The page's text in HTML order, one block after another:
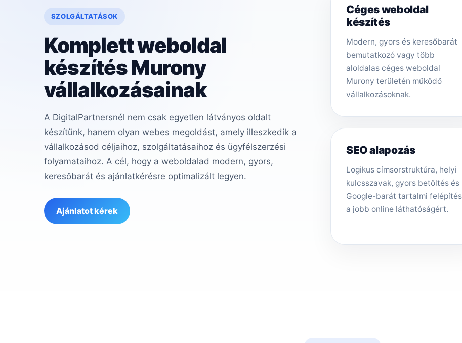
SZOLGÁLTATÁSOK
Komplett weboldal
készítés Murony
vállalkozásainak
A DigitalPartnersnél nem csak egyetlen látványos oldalt
készítünk, hanem olyan webes megoldást, amely illeszkedik a
vállalkozásod céljaihoz, szolgáltatásaihoz és ügyfélszerzési
folyamataihoz. A cél, hogy a weboldalad modern, gyors,
keresőbarát és ajánlatkérésre optimalizált legyen.
Ajánlatot kérek
Céges weboldal
készítés
Modern, gyors és keresőbarát
bemutatkozó vagy több
aloldalas céges weboldal
Murony területén működő
vállalkozásoknak.
SEO alapozás
Logikus címsorstruktúra, helyi
kulcsszavak, gyors betöltés és
Google-barát tartalmi felépítés
a jobb online láthatóságért.